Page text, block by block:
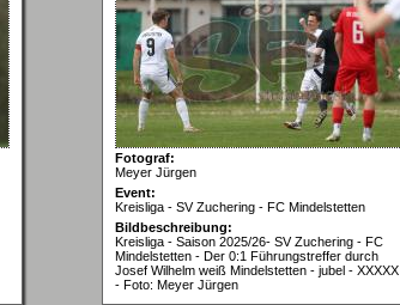
Fotograf:
Meyer Jürgen
Event:
Kreisliga - SV Zuchering - FC Mindelstetten
Bildbeschreibung:
Kreisliga - Saison 2025/26- SV Zuchering - FC
Mindelstetten - Der 0:1 Führungstreffer durch
Josef Wilhelm weiß Mindelstetten - jubel - XXXXX
- Foto: Meyer Jürgen